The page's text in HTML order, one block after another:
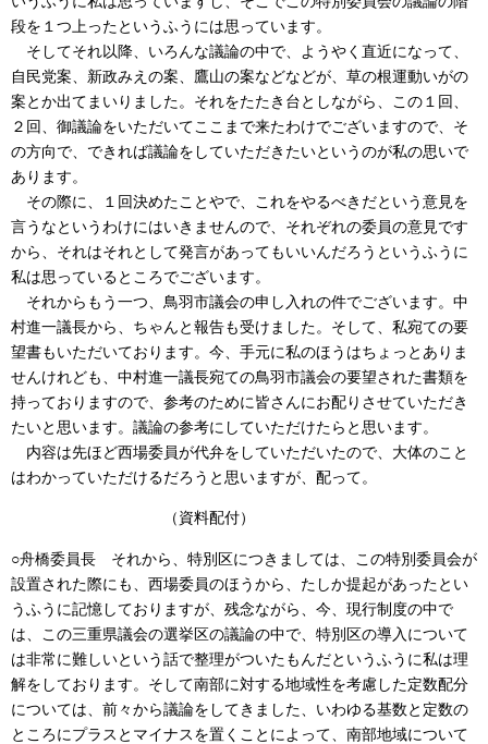
段を１つ上ったというふうには思っています。
そしてそれ以降、いろんな議論の中で、ようやく直近になって、
自民党案、新政みえの案、鷹山の案などなどが、草の根運動いがの
案とか出てまいりました。それをたたき台としながら、この１回、
２回、御議論をいただいてここまで来たわけでございますので、そ
の方向で、できれば議論をしていただきたいというのが私の思いで
あります。
その際に、１回決めたことやで、これをやるべきだという意見を
言うなというわけにはいきませんので、それぞれの委員の意見です
から、それはそれとして発言があってもいいんだろうというふうに
私は思っているところでございます。
それからもう一つ、鳥羽市議会の申し入れの件でございます。中
村進一議長から、ちゃんと報告も受けました。そして、私宛ての要
望書もいただいております。今、手元に私のほうはちょっとありま
せんけれども、中村進一議長宛ての鳥羽市議会の要望された書類を
持っておりますので、参考のために皆さんにお配りさせていただき
たいと思います。議論の参考にしていただけたらと思います。
内容は先ほど西場委員が代弁をしていただいたので、大体のこと
はわかっていただけるだろうと思いますが、配って。
（資料配付）
○舟橋委員長 それから、特別区につきましては、この特別委員会が
設置された際にも、西場委員のほうから、たしか提起があったとい
うふうに記憶しておりますが、残念ながら、今、現行制度の中で
は、この三重県議会の選挙区の議論の中で、特別区の導入について
は非常に難しいという話で整理がついたもんだというふうに私は理
解をしております。そして南部に対する地域性を考慮した定数配分
については、前々から議論をしてきました、いわゆる基数と定数の
ところにプラスとマイナスを置くことによって、南部地域について